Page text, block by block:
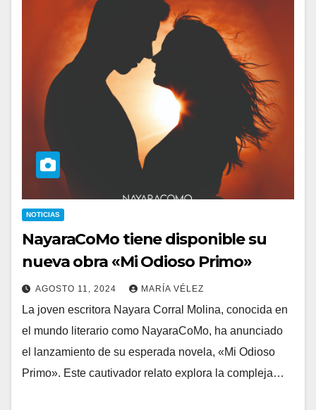
NOTICIAS
NayaraCoMo tiene disponible su
nueva obra «Mi Odioso Primo»
AGOSTO 11, 2024 MARÍA VÉLEZ
La joven escritora Nayara Corral Molina, conocida en
el mundo literario como NayaraCoMo, ha anunciado
el lanzamiento de su esperada novela, «Mi Odioso
Primo». Este cautivador relato explora la compleja…